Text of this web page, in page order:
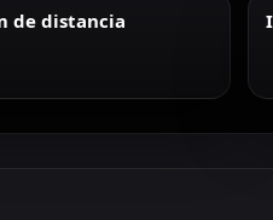
de distancia